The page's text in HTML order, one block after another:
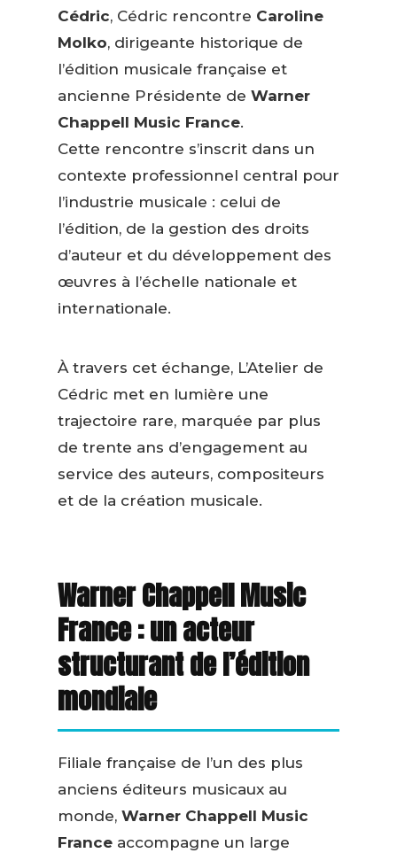
Cédric, Cédric rencontre Caroline
Molko, dirigeante historique de
l’édition musicale française et
ancienne Présidente de Warner
Chappell Music France.
Cette rencontre s’inscrit dans un
contexte professionnel central pour
l’industrie musicale : celui de
l’édition, de la gestion des droits
d’auteur et du développement des
œuvres à l’échelle nationale et
internationale.
À travers cet échange, L’Atelier de
Cédric met en lumière une
trajectoire rare, marquée par plus
de trente ans d’engagement au
service des auteurs, compositeurs
et de la création musicale.
Warner Chappell Music
France : un acteur
structurant de l’édition
mondiale
Filiale française de l’un des plus
anciens éditeurs musicaux au
monde, Warner Chappell Music
Franceaccompagne un large